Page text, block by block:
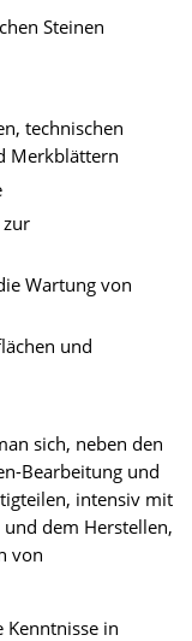
Steinen
technischen
Merkblättern
Wartung von
und
sich, neben den
Bearbeitung und
intensiv mit
dem Herstellen,
von
in